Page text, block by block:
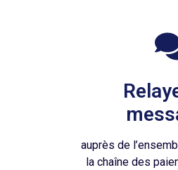
auprès de
la chaîne des